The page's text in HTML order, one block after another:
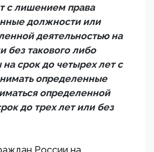
с лишением права
должности или
деятельностью на
без такового либо
срок до четырех лет с
определенные
определенной
до трех лет или без